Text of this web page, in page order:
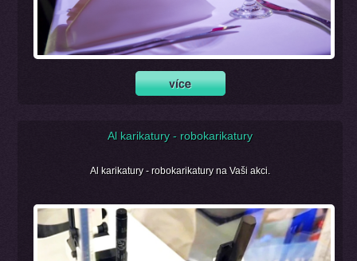
Al karikatury - robokarikatury
Al karikatury - robokarikatury na Vaši akci.